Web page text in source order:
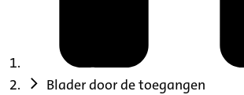
Blader door de toegangen